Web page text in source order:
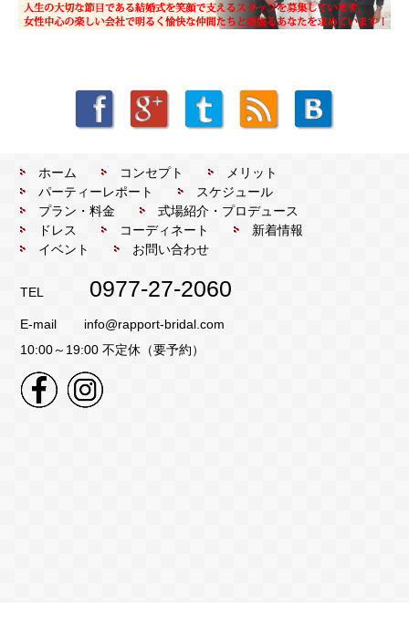
ホーム コンセプト
メリット
パーティーレポート
スケジュール
プラン・料金
式場紹介・プロデュース
ドレス
コーディネート
新着情報
イベント
お問い合わせ
TEL 0977-27-2060
E-mail
info@rapport-bridal.com
10:00～19:00 不定休（要予約）